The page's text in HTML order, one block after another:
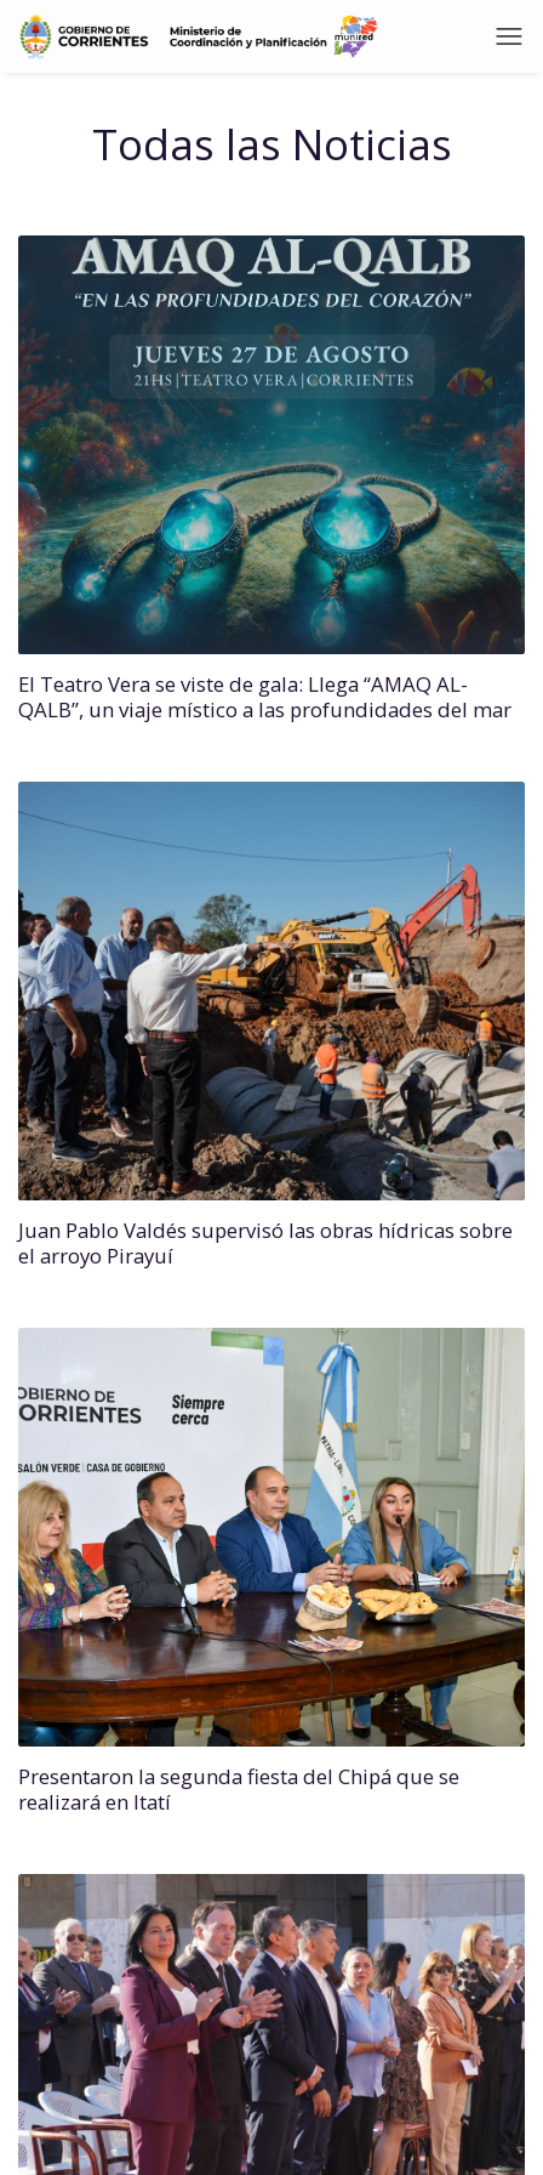
Todas las Noticias
El Teatro Vera se viste de gala: Llega “AMAQ AL-
QALB”, un viaje místico a las profundidades del mar
Juan Pablo Valdés supervisó las obras hídricas sobre
el arroyo Pirayuí
Presentaron la segunda fiesta del Chipá que se
realizará en Itatí